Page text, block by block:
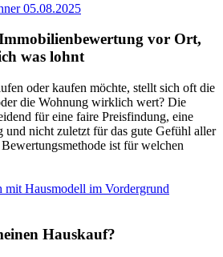
05.08.2025
vor Ort,
was lohnt
oder kaufen möchte, stellt sich oft die
die Wohnung wirklich wert? Die
für eine faire Preisfindung, eine
und nicht zuletzt für das gute Gefühl aller
ist für welchen
Hauskauf?